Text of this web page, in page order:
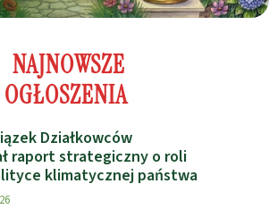
NAJNOWSZE
OGŁOSZENIA
Działkowców
raport strategiczny o roli
klimatycznej państwa